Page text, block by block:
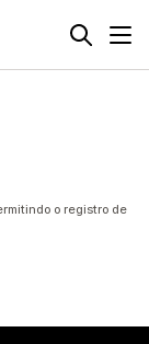
o registro de